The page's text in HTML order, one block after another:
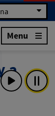
Menu
a